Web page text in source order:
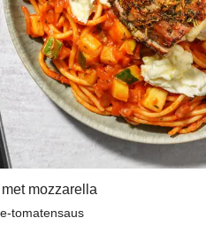
mozzarella
tomatensaus